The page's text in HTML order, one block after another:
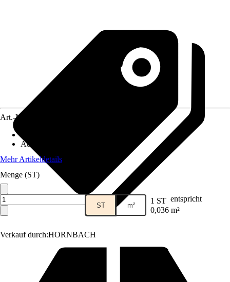
Verkauf durch:HORNBACH
Art.-Nr.
Ausführung
Mehr Artikeldetails
Menge (ST)
ST m² 1 ST entspricht
0,036 m²